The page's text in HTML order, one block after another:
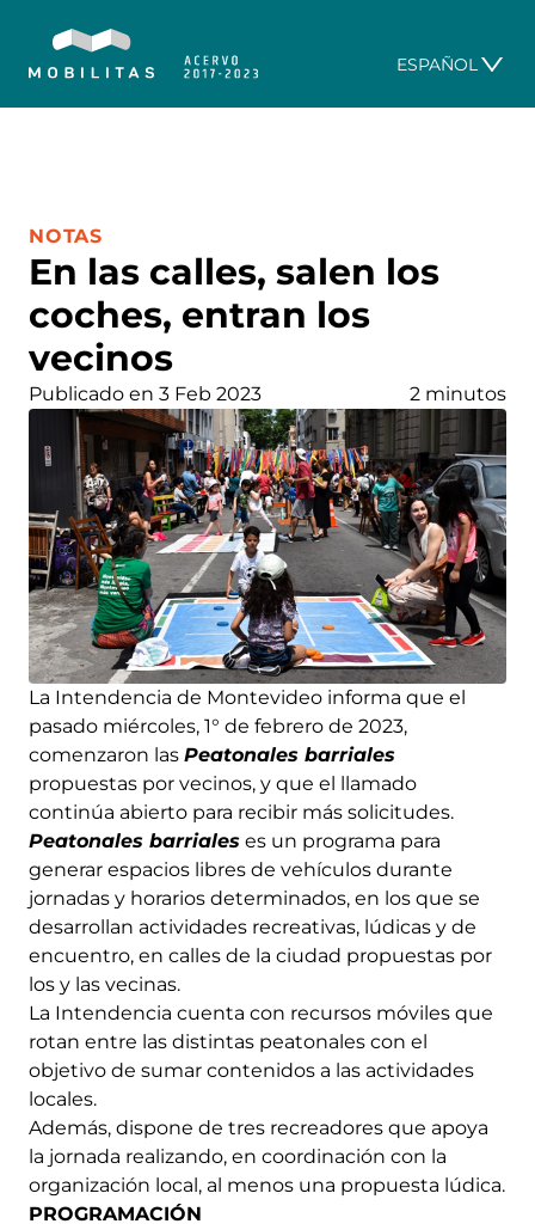
ESPAÑOL
En las calles, salen los
coches, entran los
vecinos
CATEGORÍA:
NOTAS
Publicado en 3 Feb 2023 2 minutos
La Intendencia de Montevideo informa que el
pasado miércoles, 1° de febrero de 2023,
comenzaron las Peatonales barriales
propuestas por vecinos, y que el llamado
continúa abierto para recibir más solicitudes.
Peatonales barriales es un programa para
generar espacios libres de vehículos durante
jornadas y horarios determinados, en los que se
desarrollan actividades recreativas, lúdicas y de
encuentro, en calles de la ciudad propuestas por
los y las vecinas.
La Intendencia cuenta con recursos móviles que
rotan entre las distintas peatonales con el
objetivo de sumar contenidos a las actividades
locales.
Además, dispone de tres recreadores que apoya
la jornada realizando, en coordinación con la
organización local, al menos una propuesta lúdica.
PROGRAMACIÓN